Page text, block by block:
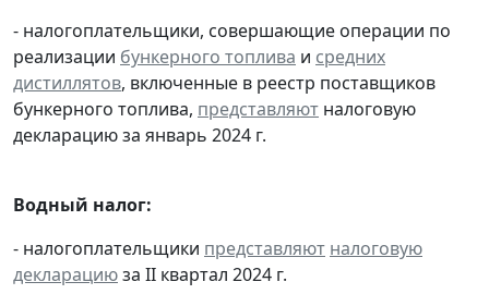
- налогоплательщики, совершающие операции по
реализации бункерного топлива и средних
дистиллятов, включенные в реестр поставщиков
бункерного топлива, представляют налоговую
декларацию за январь 2024 г.
Водный налог:
- налогоплательщики представляют налоговую
декларациюза II квартал 2024 г.